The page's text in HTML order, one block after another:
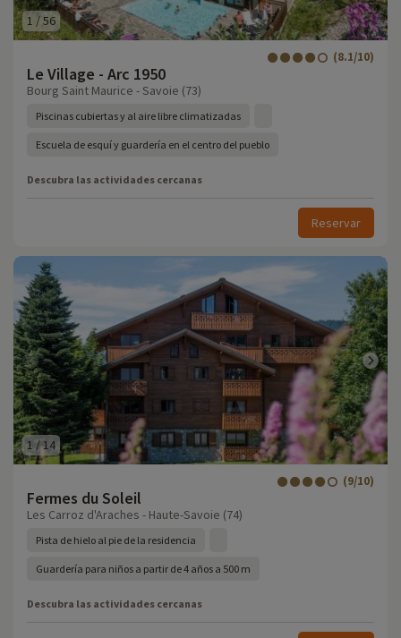
1 /56
Le Village - Arc 1950
(8.1/10)
Bourg Saint Maurice - Savoie (73)
Piscinas cubiertas y al aire libre climatizadas
Escuela de esquí y guardería en el centro del pueblo
Descubra las actividades cercanas
Reservar
1 /14
Fermes du Soleil
(9/10)
Les Carroz d'Araches - Haute-Savoie (74)
Pista de hielo al pie de la residencia
Guardería para niños a partir de 4 años a 500 m
Descubra las actividades cercanas